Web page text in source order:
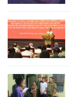
РУССКИЙ
ESPAÑOL
한국어